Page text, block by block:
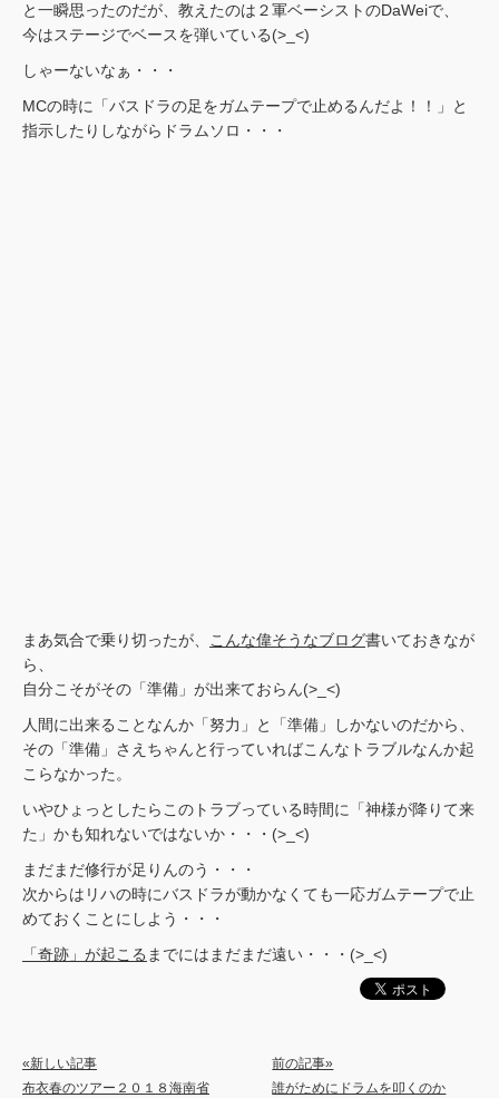
と一瞬思ったのだが、教えたのは２軍ベーシストのDaWeiで、
今はステージでベースを弾いている(>_<)
しゃーないなぁ・・・
MCの時に「バスドラの足をガムテープで止めるんだよ！！」と
指示したりしながらドラムソロ・・・
まあ気合で乗り切ったが、 こんな偉そうなブログ書いておきなが
ら、
自分こそがその「準備」が出来ておらん(>_<)
人間に出来ることなんか「努力」と「準備」しかないのだから、
その「準備」さえちゃんと行っていればこんなトラブルなんか起
こらなかった。
いやひょっとしたらこのトラブっている時間に「神様が降りて来
た」かも知れないではないか・・・(>_<)
まだまだ修行が足りんのう・・・
次からはリハの時にバスドラが動かなくても一応ガムテープで止
めておくことにしよう・・・
「奇跡」が起こる までにはまだまだ遠い・・・(>_<)
«新しい記事
布衣春のツアー２０１８海南省
前の記事»
誰がためにドラムを叩くのか